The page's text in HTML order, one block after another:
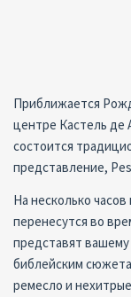
Приближается
центре Кастель де
состоится
представление,
На несколько
перенесутся во
представят
библейским
ремесло и